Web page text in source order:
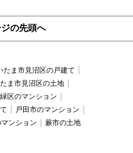
の先頭へ
たま市見沼区の戸建て
ま市見沼区の土地
区のマンション
戸田市のマンション
ンション 蕨市の土地